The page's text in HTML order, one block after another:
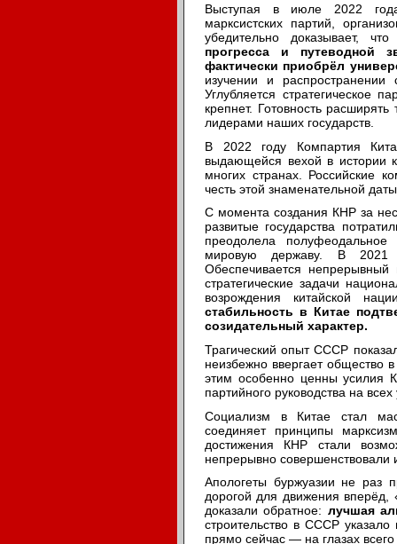
Выступая в июле 2022
марксистских партий,
убедительно доказывает,
прогресса и путеводной
фактически приобрёл
изучении и
Углубляется стратегическое
крепнет. Готовность
лидерами наших государств.
В 2022 году Компартия
выдающейся вехой в истории
многих странах. Российские
честь этой знаменательной
С момента создания КНР за
развитые государства
преодолела
мировую державу. В 2021
Обеспечивается
стратегические задачи
возрождения китайской
стабильность в Китае
созидательный характер.
Трагический опыт СССР
неизбежно ввергает общество
этим особенно ценны усилия
партийного руководства на
Социализм в Китае стал
соединяет принципы
достижения КНР стали
непрерывно совершенствовали
Апологеты буржуазии не раз
дорогой для движения
доказали обратное: лучшая
строительство в СССР
прямо сейчас — на глазах